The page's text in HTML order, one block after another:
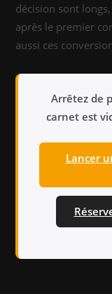
décision sont
après le premier
aussi ces
Arrêtez de
carnet est
Lancer